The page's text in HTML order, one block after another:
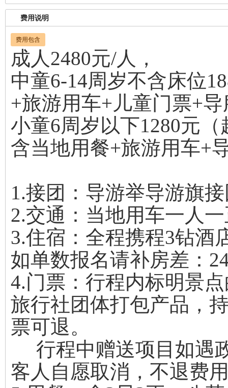
费用说明
费用包含
成人2480元/人，
中童6-14周岁不含床位
+旅游用车+儿童门票+
小童6周岁以下1280元
含当地用餐+旅游用车+
1.接团：导游举导游旗
2.交通：当地用车一人
3.住宿：全程携程3钻酒
如单数报名请补房差：
4.门票：行程内标明景
旅行社团体打包产品，
票可退。
行程中赠送项目如遇
客人自愿取消，不退费